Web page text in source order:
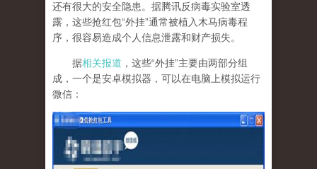
还有很大的安全隐患。据腾讯反病毒实验室透
露，这些抢红包“外挂”通常被植入木马病毒程
序，很容易造成个人信息泄露和财产损失。
据相关报道 ，这些“外挂”主要由两部分组
成，一个是安卓模拟器，可以在电脑上模拟运行
微信：